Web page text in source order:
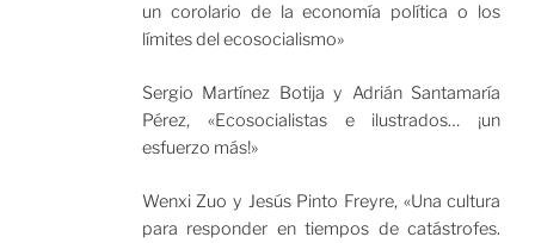
un corolario de la economía política o los
límites del ecosocialismo»
Sergio Martínez Botija y Adrián Santamaría
Pérez, «Ecosocialistas e ilustrados… ¡un
esfuerzo más!»
Wenxi Zuo y Jesús Pinto Freyre, «Una cultura
para responder en tiempos de catástrofes.